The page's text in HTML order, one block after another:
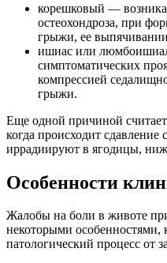
корешковый —
остеохондроза, при
грыжи, ее
ишиас или
симптоматических
компрессией
грыжи.
Еще одной причиной
когда происходит сдавление
иррадиируют в ягодицы,
Особенности
Жалобы на боли в животе
некоторыми особенностями,
патологический процесс от